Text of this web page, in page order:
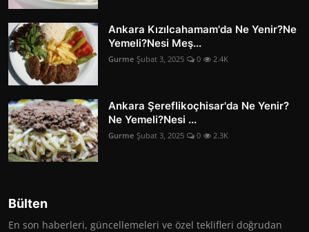
Ankara Kızılcahamam'da Ne Yenir?Ne
Yemeli?Nesi Meş...
Gurme Şubat 3, 2025 0 2.4K
Ankara Şereflikoçhisar'da Ne Yenir?
Ne Yemeli?Nesi ...
Gurme Şubat 3, 2025 0 2.3K
Bülten
En son haberleri, güncellemeleri ve özel teklifleri doğrudan